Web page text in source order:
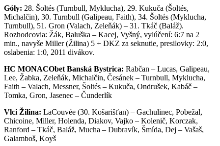
Góly: 28. Šoltés (Turnbull, Myklucha), 29. Kukuča (Šoltés,
Michalčin), 30. Turnbull (Galipeau, Faith), 34. Šoltés (Myklucha,
Turnbull), 51. Gron (Valach, Zeleňák) – 31. Tkáč (Baláž).
Rozhodcovia: Žák, Baluška – Kacej, Vyšný, vylúčení: 6:7 na 2
min., navyše Miller (Žilina) 5 + DKZ za seknutie, presilovky: 2:0,
oslabenia: 1:0, 2011 divákov.
HC MONACObet Banská Bystrica: Rabčan – Lucas, Galipeau,
Lee, Žabka, Zeleňák, Michalčin, Česánek – Turnbull, Myklucha,
Faith – Valach, Messner, Šoltés – Kukuča, Ondrušek, Kabáč –
Tomka, Gron, Jasenec – Čunderlík
Vlci Žilina: LaCouvée (30. Košarišťan) – Gachulinec, Pobežal,
Chicoine, Miller, Holenda, Diakov, Vajko – Kolenič, Korczak,
Ranford – Tkáč, Baláž, Mucha – Dubravík, Šmída, Dej – Vašaš,
Galamboš, Koyš